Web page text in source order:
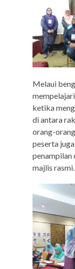
Melaui
ketika
di antara
orang-
peserta
penampilan
majlis rasmi.